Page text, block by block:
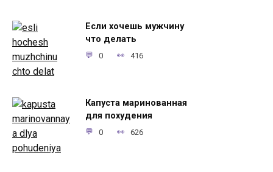
Если хочешь мужчину
что делать
0 416
Капуста маринованная
для похудения
0 626